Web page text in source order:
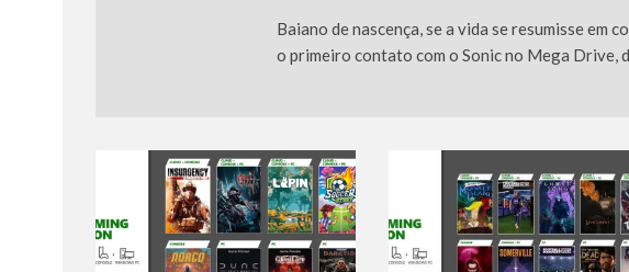
Baiano de nascença, se a vida se resumisse em
o primeiro contato com o Sonic no Mega Drive,